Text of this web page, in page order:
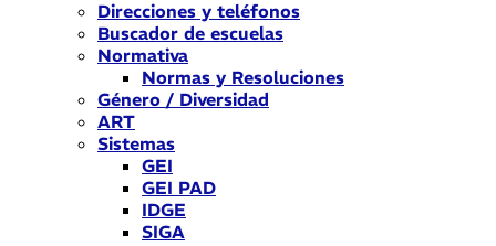
Direcciones y teléfonos
Buscador de escuelas
Normativa
Normas y Resoluciones
Género / Diversidad
ART
Sistemas
GEI
GEI PAD
IDGE
SIGA